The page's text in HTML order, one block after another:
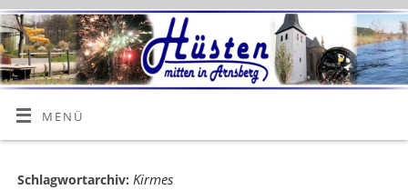
MENÜ
Schlagwortarchiv: Kirmes